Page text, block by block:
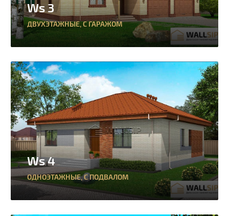
Ws 3
ДВУХЭТАЖНЫЕ,С ГАРАЖОМ
Ws 4
ОДНОЭТАЖНЫЕ,С ПОДВАЛОМ